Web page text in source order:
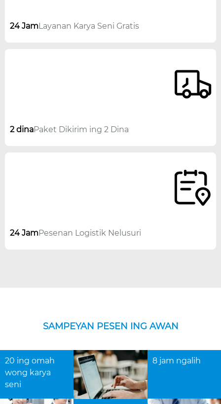
24 JamLayanan Karya Seni Gratis
2 dinaPaket Dikirim ing 2 Dina
24 JamPesenan Logistik Nelusuri
SAMPEYAN PESEN ING AWAN
20 ing omah
wong karya
seni
8 jam ngalih